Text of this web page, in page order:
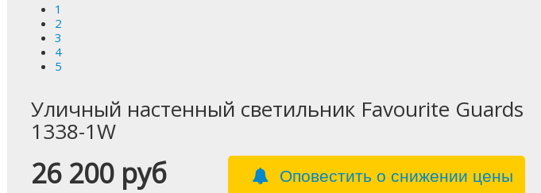
1
2
3
4
5
Уличный настенный светильник Favourite Guards
1338-1W
26 200 руб Оповестить о снижении цены